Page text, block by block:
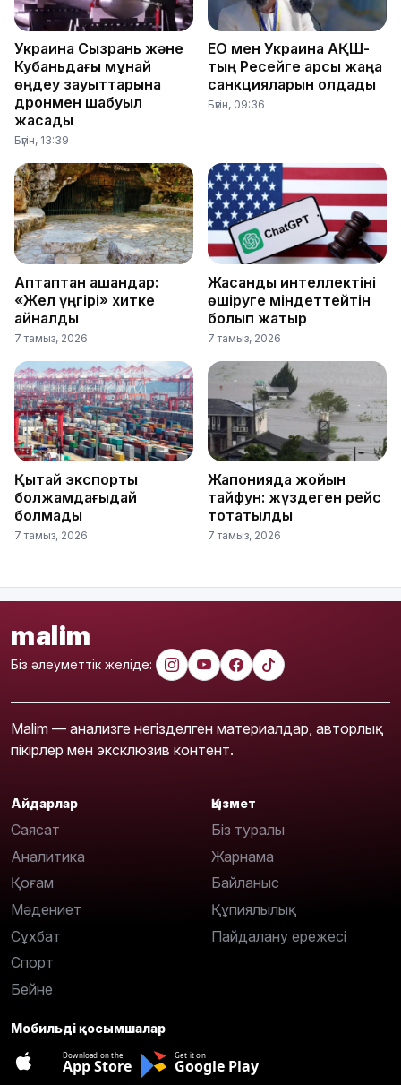
Украина Сызрань және
Кубаньдағы мұнай
өңдеу зауыттарына
дронмен шабуыл
жасады
Бүгін, 13:39
ЕО мен Украина АҚШ-
тың Ресейге қарсы жаңа
санкцияларын қолдады
Бүгін, 09:36
Аптаптан қашқандар:
«Жел үңгірі» хитке
айналды
7 тамыз, 2026
Жасанды интеллектіні
өшіруге міндеттейтін
болып жатыр
7 тамыз, 2026
Қытай экспорты
болжамдағыдай
болмады
7 тамыз, 2026
Жапонияда жойқын
тайфун: жүздеген рейс
тоқтатылды
7 тамыз, 2026
malim
Біз әлеуметтік желіде:
Malim — анализге негізделген материалдар, авторлық
пікірлер мен эксклюзив контент.
Айдарлар
Саясат
Аналитика
Қоғам
Мәдениет
Сұхбат
Спорт
Бейне
Қызмет
Біз туралы
Жарнама
Байланыс
Құпиялылық
Пайдалану ережесі
Мобильді қосымшалар
Download on the
App Store
Get it on
Google Play